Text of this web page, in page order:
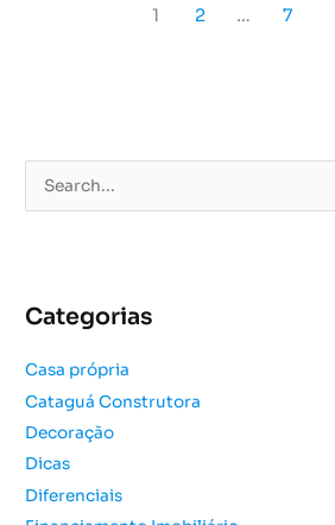
1 2 … 7
e
i
a
r
p
o
r
:
Categorias
Casa própria
Cataguá Construtora
Decoração
Dicas
Diferenciais